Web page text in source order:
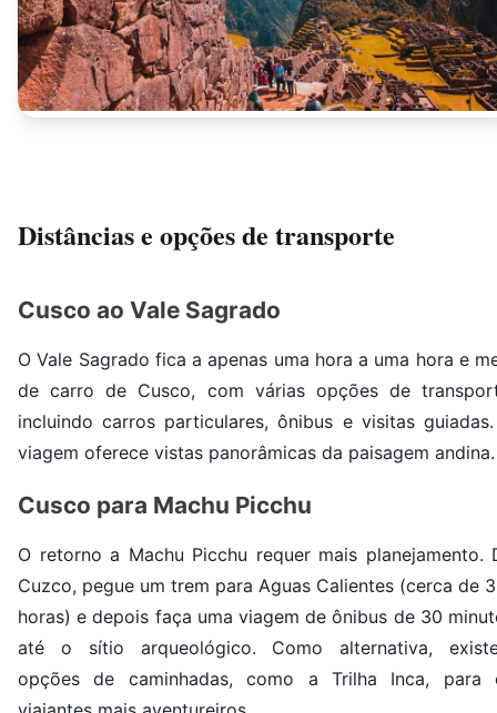
Distâncias e opções de transporte
Cusco ao Vale Sagrado
O Vale Sagrado fica a apenas uma hora a uma hora e
de carro de Cusco, com várias opções de
incluindo carros particulares, ônibus e visitas
viagem oferece vistas panorâmicas da paisagem andina.
Cusco para Machu Picchu
O retorno a Machu Picchu requer mais planejamento.
Cuzco, pegue um trem para Aguas Calientes (cerca de
horas) e depois faça uma viagem de ônibus de 30
até o sítio arqueológico. Como alternativa,
opções de caminhadas, como a Trilha Inca, para